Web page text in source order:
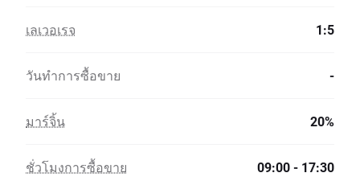
เลเวอเรจ 1:5
วันทำการซื้อขาย -
มาร์จิ้น 20%
ชั่วโมงการซื้อขาย 09:00 - 17:30